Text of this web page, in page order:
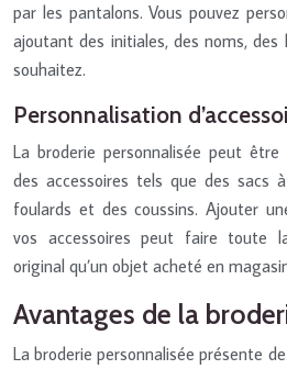
par les pantalons. Vous pouvez
ajoutant des initiales, des noms,
souhaitez.
Personnalisation
La broderie personnalisée peut être
des accessoires tels que des sacs
foulards et des coussins. Ajouter
vos accessoires peut faire toute
original qu’un objet acheté en
Avantages de la
La broderie personnalisée présente